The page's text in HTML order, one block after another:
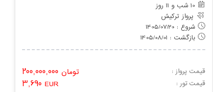
10 شب و 11 روز
پرواز ترکیش
شروع : 1405/07/20
بازگشت : 1405/08/01
تومان قیمت پرواز :
3,690 EUR : قیمت تور